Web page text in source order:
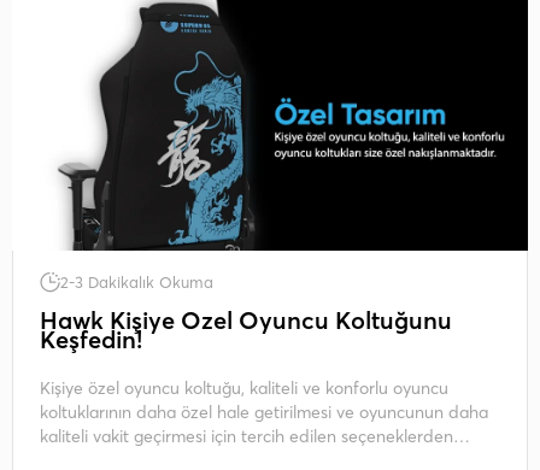
2-3 Dakikalık Okuma
Hawk Kişiye Özel Oyuncu Koltuğunu
Keşfedin!
Kişiye özel oyuncu koltuğu, kaliteli ve konforlu oyuncu
koltuklarının daha özel hale getirilmesi ve oyuncunun daha
kaliteli vakit geçirmesi için tercih edilen seçeneklerden